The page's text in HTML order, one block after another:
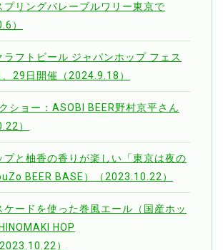
プリングバレーブルワリー東京で
）
ラフトビール ジャパンホップ フェス
、29日開催（2024.9.18）
ショー：ASOBI BEER野村京平さん
）
プと柚香の香りが楽しい「東京は夜の
BEER BASE）（2023.10.22）
ケードを使った巻風エール（国産ホッ
HOP
）